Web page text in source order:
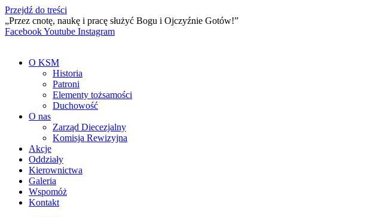
Przejdź do treści
„Przez cnotę, naukę i pracę służyć Bogu i Ojczyźnie Gotów!”
FacebookYoutube Instagram
O KSM
Historia
Patroni
Elementy tożsamości
Duchowość
O nas
Zarząd Diecezjalny
Komisja Rewizyjna
Akcje
Oddziały
Kierownictwa
Galeria
Wspomóż
Kontakt